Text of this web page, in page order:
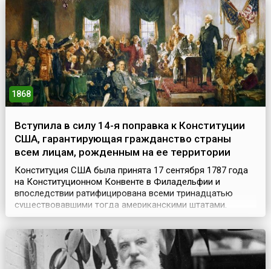
командование сосредоточило в районе Мачина,
Бабадага 80-тысячное войск...
1868
Вступила в силу 14-я поправка к Конституции
США, гарантирующая гражданство страны
всем лицам, рожденным на ее территории
Конституция США была принята 17 сентября 1787 года
на Конституционном Конвенте в Филадельфии и
впоследствии ратифицирована всеми тринадцатью
существовавшими тогда американскими штатами.
Американская конституция состоит из семи статей. За
время ее действия были приняты двадцать семь
поправок, которые являются её неотъемлемой частью. 9
июля 1868 года вступила в силу (получила требуемое
колич...